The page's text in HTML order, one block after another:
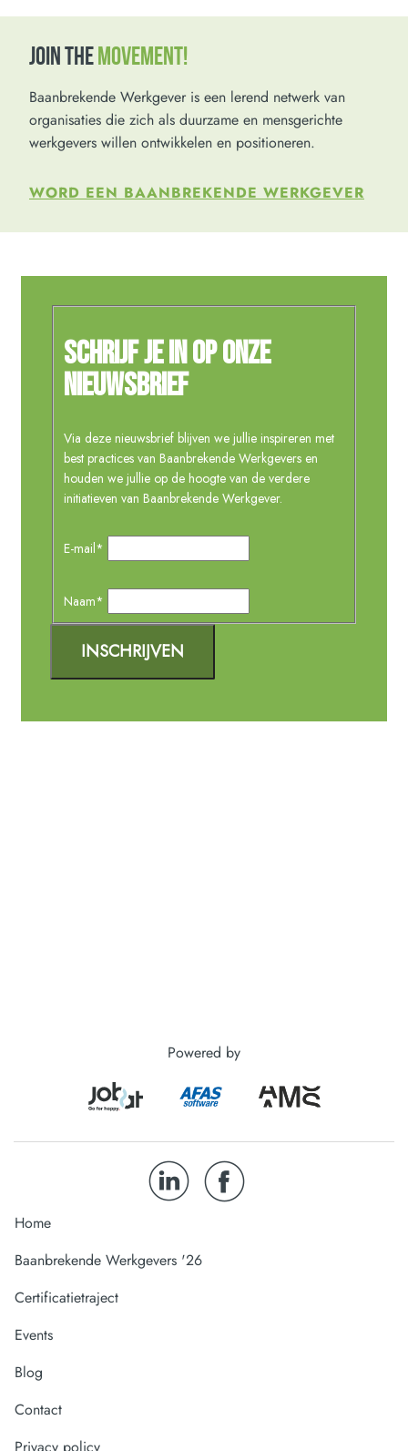
JOIN THEMOVEMENT!
Baanbrekende Werkgever is een lerend netwerk van
organisaties die zich als duurzame en mensgerichte
werkgevers willen ontwikkelen en positioneren.
WORD EEN BAANBREKENDE WERKGEVER
Powered by
Home
Baanbrekende Werkgevers '26
Certificatietraject
Events
Blog
Contact